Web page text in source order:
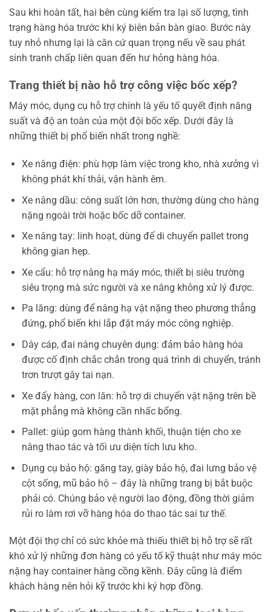
Sau khi hoàn tất, hai bên cùng kiểm tra lại số lượng, tình
trạng hàng hóa trước khi ký biên bản bàn giao. Bước này
tuy nhỏ nhưng lại là căn cứ quan trọng nếu về sau phát
sinh tranh chấp liên quan đến hư hỏng hàng hóa.
Trang thiết bị nào hỗ trợ công việc bốc xếp?
Máy móc, dụng cụ hỗ trợ chính là yếu tố quyết định năng
suất và độ an toàn của một đội bốc xếp. Dưới đây là
những thiết bị phổ biến nhất trong nghề:
Xe nâng điện: phù hợp làm việc trong kho, nhà xưởng vì
không phát khí thải, vận hành êm.
Xe nâng dầu: công suất lớn hơn, thường dùng cho hàng
nặng ngoài trời hoặc bốc dỡ container.
Xe nâng tay: linh hoạt, dùng để di chuyển pallet trong
không gian hẹp.
Xe cẩu: hỗ trợ nâng hạ máy móc, thiết bị siêu trường
siêu trọng mà sức người và xe nâng không xử lý được.
Pa lăng: dùng để nâng hạ vật nặng theo phương thẳng
đứng, phổ biến khi lắp đặt máy móc công nghiệp.
Dây cáp, đai nâng chuyên dụng: đảm bảo hàng hóa
được cố định chắc chắn trong quá trình di chuyển, tránh
trơn trượt gây tai nạn.
Xe đẩy hàng, con lăn: hỗ trợ di chuyển vật nặng trên bề
mặt phẳng mà không cần nhấc bổng.
Pallet: giúp gom hàng thành khối, thuận tiện cho xe
nâng thao tác và tối ưu diện tích lưu kho.
Dụng cụ bảo hộ: găng tay, giày bảo hộ, đai lưng bảo vệ
cột sống, mũ bảo hộ – đây là những trang bị bắt buộc
phải có. Chúng bảo vệ người lao động, đồng thời giảm
rủi ro làm rơi vỡ hàng hóa do thao tác sai tư thế.
Một đội thợ chỉ có sức khỏe mà thiếu thiết bị hỗ trợ sẽ rất
khó xử lý những đơn hàng có yếu tố kỹ thuật như máy móc
nặng hay container hàng cồng kềnh. Đây cũng là điểm
khách hàng nên hỏi kỹ trước khi ký hợp đồng.